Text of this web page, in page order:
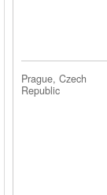
Prague, Czech
Republic